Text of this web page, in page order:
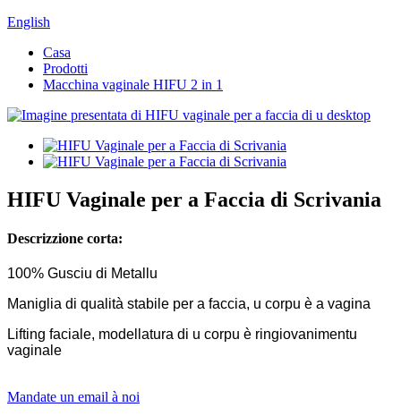
English
Casa
Prodotti
Macchina vaginale HIFU 2 in 1
HIFU Vaginale per a Faccia di Scrivania
Descrizzione corta:
100% Gusciu di Metallu
Maniglia di qualità stabile per a faccia, u corpu è a vagina
Lifting faciale, modellatura di u corpu è ringiovanimentu
vaginale
Mandate un email à noi